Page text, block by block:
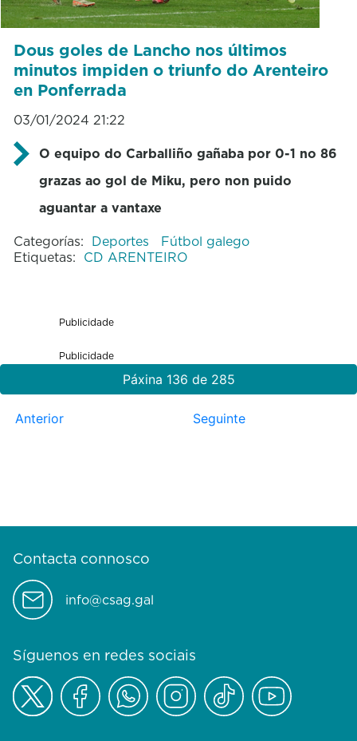
Dous goles de Lancho nos últimos
minutos impiden o triunfo do Arenteiro
en Ponferrada
03/01/2024 21:22
O equipo do Carballiño gañaba por 0-1 no 86
grazas ao gol de Miku, pero non puido
aguantar a vantaxe
Categorías: Deportes
Fútbol galego
Etiquetas: CD ARENTEIRO
Publicidade
Publicidade
Páxina 136 de 285
Anterior Seguinte
Contacta connosco
info@csag.gal
Síguenos en redes sociais